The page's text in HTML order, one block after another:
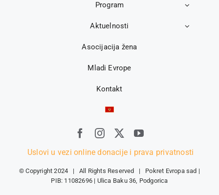
Program
Aktuelnosti
Asocijacija žena
Mladi Evrope
Kontakt
Uslovi u vezi online donacije i prava privatnosti
© Copyright 2024 | All Rights Reserved | Pokret Evropa sad |
PIB: 11082696 | Ulica Baku 36, Podgorica